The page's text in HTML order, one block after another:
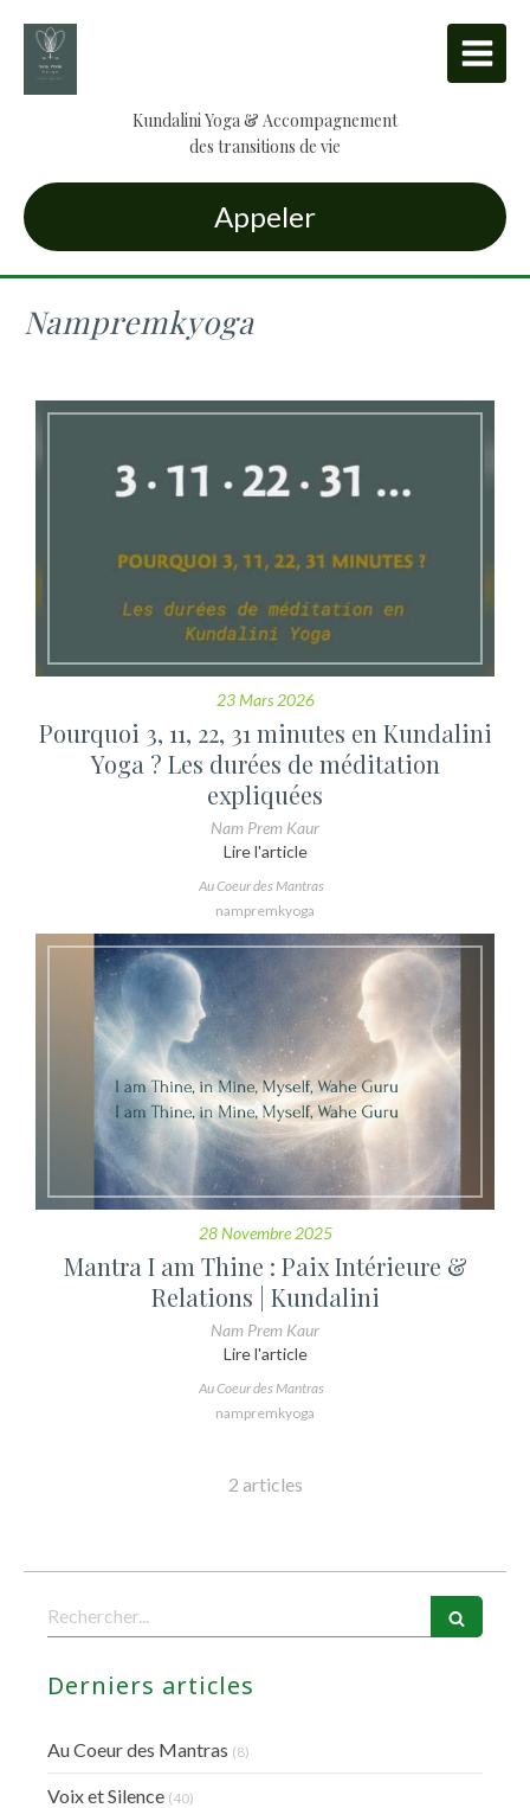
Kundalini Yoga & Accompagnement
des transitions de vie
Appeler
Nampremkyoga
23 Mars 2026
Pourquoi 3, 11, 22, 31 minutes en Kundalini
Yoga ? Les durées de méditation
expliquées
Nam Prem Kaur
Lire l'article
Au Coeur des Mantras
nampremkyoga
28 Novembre 2025
Mantra I am Thine : Paix Intérieure &
Relations | Kundalini
Nam Prem Kaur
Lire l'article
Au Coeur des Mantras
nampremkyoga
2 articles
Rechercher
Derniers articles
Au Coeur des Mantras (8)
Voix et Silence (40)